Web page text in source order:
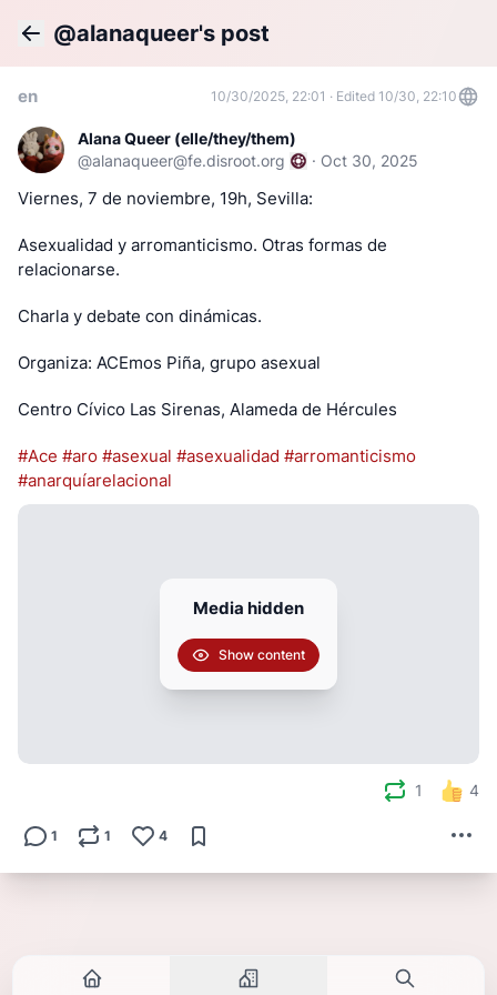
@alanaqueer's post
en 10/30/2025, 22:01 · Edited 10/30, 22:10
Alana Queer (elle/they/them)
@alanaqueer@fe.disroot.org · Oct 30, 2025
Viernes, 7 de noviembre, 19h, Sevilla:
Asexualidad y arromanticismo. Otras formas de
relacionarse.
Charla y debate con dinámicas.
Organiza: ACEmos Piña, grupo asexual
Centro Cívico Las Sirenas, Alameda de Hércules
#Ace #aro #asexual #asexualidad #arromanticismo
#anarquíarelacional
Media hidden
Show content
1 4
1 1 4